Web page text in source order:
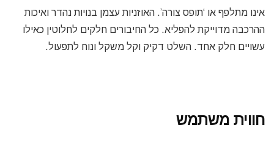
אינו מתלפף או ‘תופס צורה’. האוזניות עצמן בנויות נהדר ואיכות
ההרכבה מדוייקת להפליא. כל החיבורים חלקים לחלוטין כאילו
עשויים חלק אחד. השלט דקיק וקל משקל ונוח לתפעול.
חווית משתמש